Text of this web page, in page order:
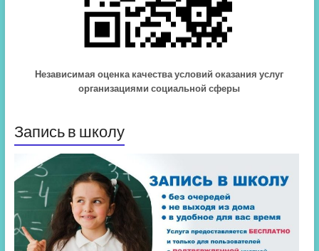
Независимая оценка качества условий оказания услуг
организациями социальной сферы
Запись в школу